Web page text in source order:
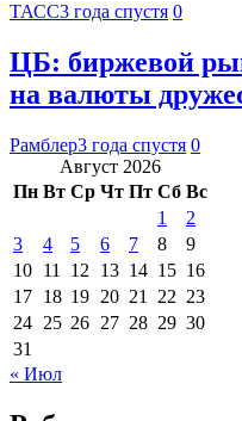
ТАСС3 года спустя 0
ЦБ: биржевой
на валюты
Рамблер3 года спустя 0
Август 2026
Пн Вт Ср Чт Пт Сб Вс
1
2
3
4 5 6 7 8
9
10 11 12 13 14 15 16
17 18 19 20 21 22 23
24 25 26 27 28 29 30
31
« Июл